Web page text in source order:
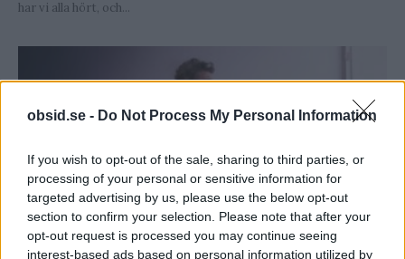
obsid.se - Do Not Process My Personal Information
If you wish to opt-out of the sale, sharing to third parties, or
processing of your personal or sensitive information for
targeted advertising by us, please use the below opt-out
section to confirm your selection. Please note that after your
opt-out request is processed you may continue seeing
interest-based ads based on personal information utilized by
har vi alla hört, och...
Att Drömma Att Man Är Naken – Så